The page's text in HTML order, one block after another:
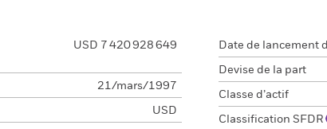
USD 7 420 928 649
21/mars/1997
USD
Date de lancement
Devise de la part
Classe d’actif
Classification SFDR